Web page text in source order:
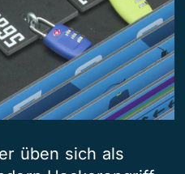
üben sich als